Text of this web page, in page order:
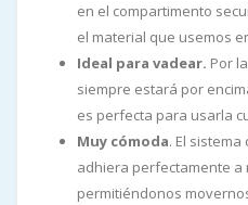
en el compartimento
el material que usemos
Ideal para vadear. Por
siempre estará por
es perfecta para usarla
Muy cómoda. El
adhiera perfectamente a
permitiéndonos